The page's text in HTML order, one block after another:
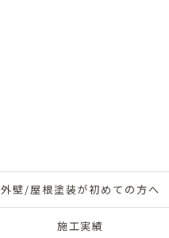
外壁/屋根塗装が初めての方へ
施工実績